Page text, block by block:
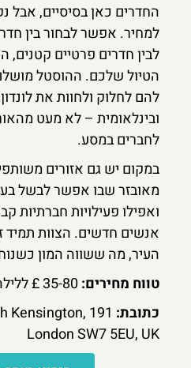
החדרים כאן בסיסיים, אבל
למחיר. אפשר לבחור בין
לבין חדרים פרטיים קטנים,
הטיול שלכם. ההוסטל
להם לחלוק ולחוות את
ובינלאומית – לא מעט
לחברים במסע.
במקום יש גם אזורים
מאובזר שבו אפשר לבשל
ואפילו פעילויות חברתיות
אנשים חדשים. הצוות תמיד
העיר, מה ששווה המון
טווח מחירים:
כתובת:
Kensington,
London SW7 5EU, UK